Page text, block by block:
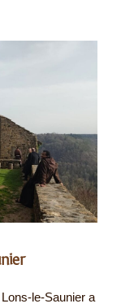
le-Saunier a